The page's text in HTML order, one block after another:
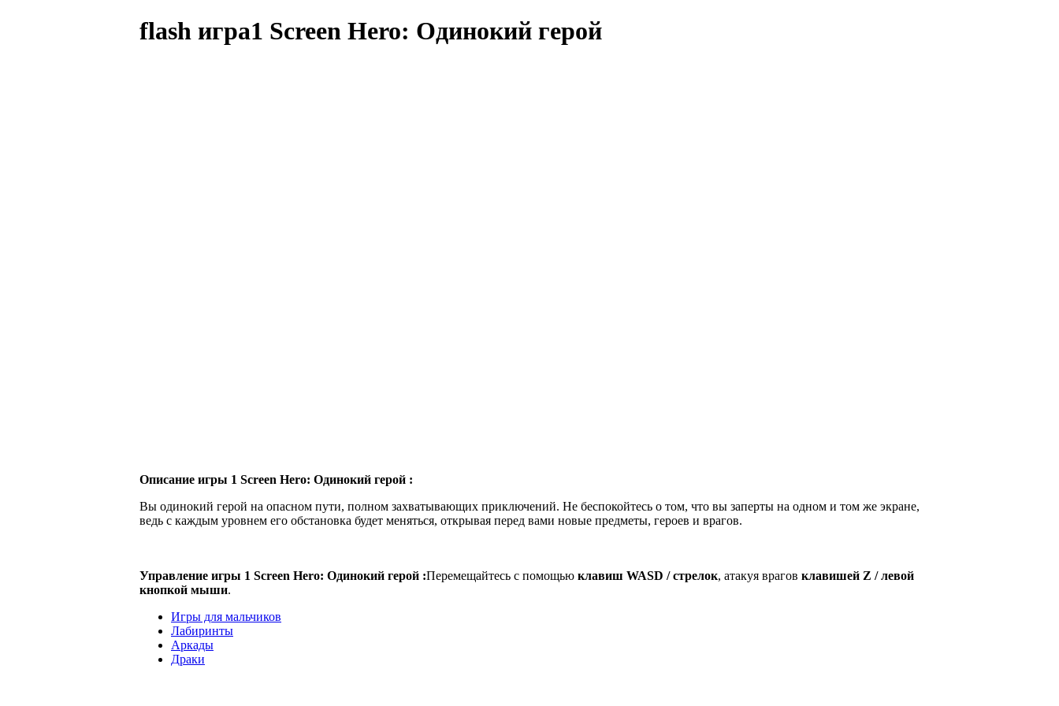
flash игра1 Screen Hero: Одинокий герой
Описание игры 1 Screen Hero: Одинокий герой :
Вы одинокий герой на опасном пути, полном захватывающих приключений. Не беспокойтесь о том, что вы заперты на одном и том же экране,
ведь с каждым уровнем его обстановка будет меняться, открывая перед вами новые предметы, героев и врагов.
Управление игры 1 Screen Hero: Одинокий герой :Перемещайтесь с помощью клавиш WASD / стрелок, атакуя врагов клавишей Z / левой
кнопкой мыши.
Игры для мальчиков
Лабиринты
Аркады
Драки